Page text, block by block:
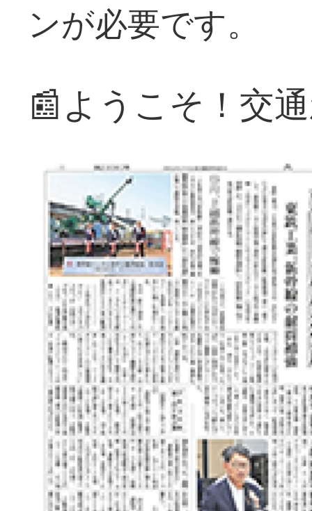
ンが必要です。
📰ようこそ！交